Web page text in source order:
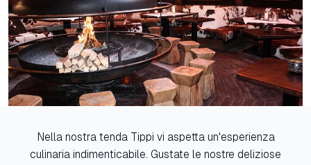
Nella nostra tenda Tippi vi aspetta un'esperienza
culinaria indimenticabile. Gustate le nostre deliziose